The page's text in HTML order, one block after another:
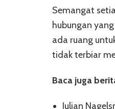
Semangat
hubungan
ada ruang
tidak terbiar
Baca juga
Julian